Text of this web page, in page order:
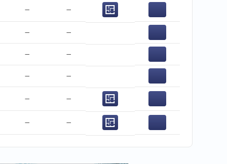
− −
− −
− −
− −
− −
− −